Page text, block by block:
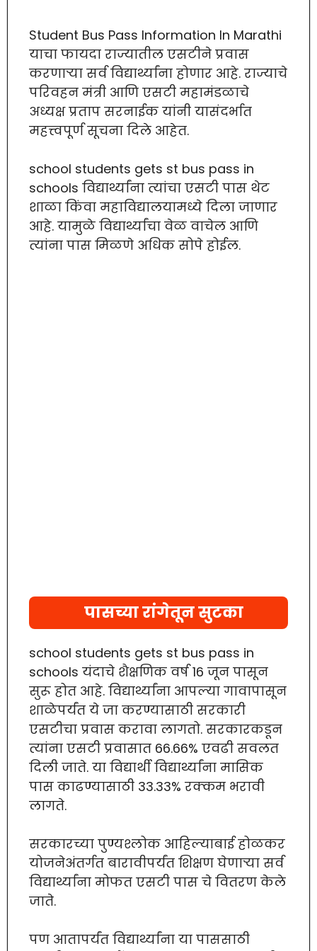
Student Bus Pass Information In Marathi
याचा फायदा राज्यातील एसटीने प्रवास
करणाऱ्या सर्व विद्यार्थ्यांना होणार आहे. राज्याचे
परिवहन मंत्री आणि एसटी महामंडळाचे
अध्यक्ष प्रताप सरनाईक यांनी यासंदर्भात
महत्त्वपूर्ण सूचना दिले आहेत.
school students gets st bus pass in
schools विद्यार्थ्यांना त्यांचा एसटी पास थेट
शाळा किंवा महाविद्यालयामध्ये दिला जाणार
आहे. यामुळे विद्यार्थ्यांचा वेळ वाचेल आणि
त्यांना पास मिळणे अधिक सोपे होईल.
पासच्या रांगेतून सुटका
school students gets st bus pass in
schools यंदाचे शैक्षणिक वर्ष 16 जून पासून
सुरू होत आहे. विद्यार्थ्यांना आपल्या गावापासून
शाळेपर्यंत ये जा करण्यासाठी सरकारी
एसटीचा प्रवास करावा लागतो. सरकारकडून
त्यांना एसटी प्रवासात 66.66% एवढी सवलत
दिली जाते. या विद्यार्थी विद्यार्थ्यांना मासिक
पास काढण्यासाठी 33.33% रक्कम भरावी
लागते.
सरकारच्या पुण्यश्लोक आहिल्याबाई होळकर
योजनेअंतर्गत बारावीपर्यंत शिक्षण घेणाऱ्या सर्व
विद्यार्थ्यांना मोफत एसटी पास चे वितरण केले
जाते.
पण आतापर्यंत विद्यार्थ्यांना या पाससाठी